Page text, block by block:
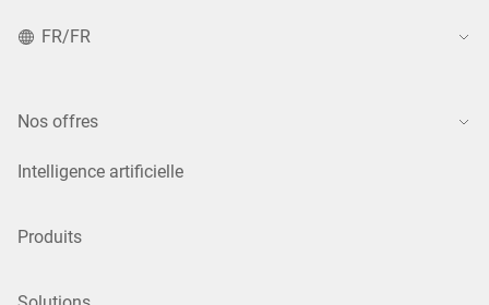
FR/FR
Nos offres
Intelligence artificielle
Produits